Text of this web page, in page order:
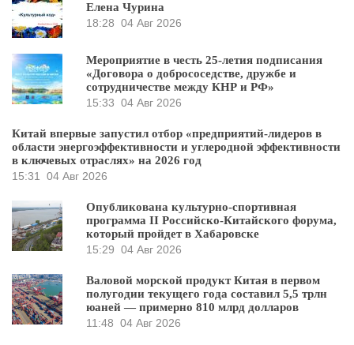
Елена Чурина
18:28 04 Авг 2026
Мероприятие в честь 25-летия подписания
«Договора о добрососедстве, дружбе и
сотрудничестве между КНР и РФ»
15:33 04 Авг 2026
Китай впервые запустил отбор «предприятий-лидеров в
области энергоэффективности и углеродной эффективности
в ключевых отраслях» на 2026 год
15:31
04 Авг 2026
Опубликована культурно-спортивная
программа II Российско-Китайского форума,
который пройдет в Хабаровске
15:29 04 Авг 2026
Валовой морской продукт Китая в первом
полугодии текущего года составил 5,5 трлн
юаней — примерно 810 млрд долларов
11:48 04 Авг 2026